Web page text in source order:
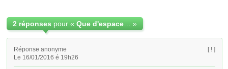
2 réponses pour « »
Réponse anonyme
Le 16/01/2016 é 19h26
[ ! ]